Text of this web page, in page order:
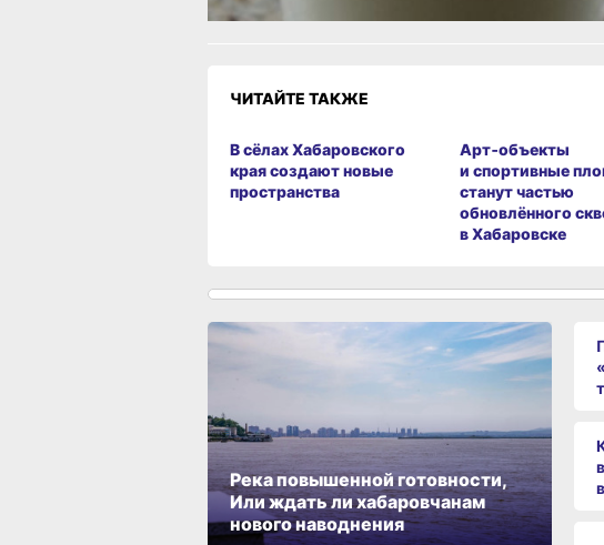
ЧИТАЙТЕ ТАКЖЕ
В сёлах Хабаровского
края создают новые
пространства
Арт‑объекты
и спортивные
станут частью
обновлённого
в Хабаровске
Река повышенной готовности,
Или ждать ли хабаровчанам
нового наводнения